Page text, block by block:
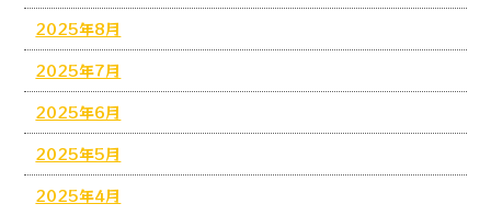
2025年8月
2025年7月
2025年6月
2025年5月
2025年4月